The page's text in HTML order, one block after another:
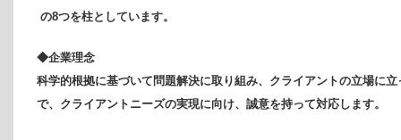
の8つを柱としています。
◆企業理念
科学的根拠に基づいて問題解決に取り組み、クライアントの立場に立
で、クライアントニーズの実現に向け、誠意を持って対応します。